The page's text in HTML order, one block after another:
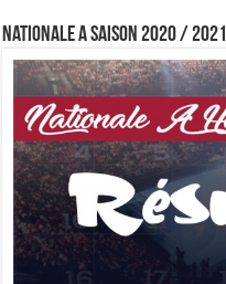
Nationale A saison 2020 / 2021